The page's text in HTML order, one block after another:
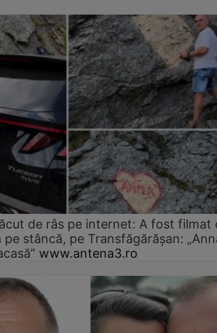
de râs pe internet: A fost filmat
pe stâncă, pe Transfăgărășan:
www.antena3.ro